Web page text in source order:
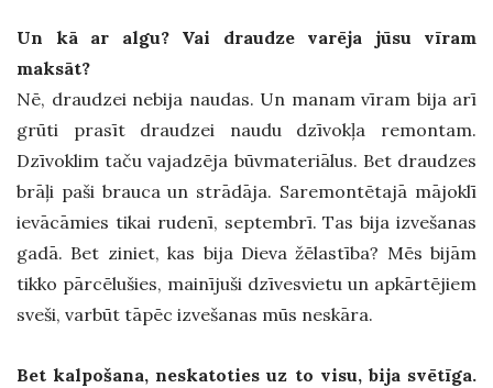
Un kā ar algu? Vai draudze varēja jūsu vīram
maksāt?
Nē, draudzei nebija naudas. Un manam vīram bija arī
grūti prasīt draudzei naudu dzīvokļa remontam.
Dzīvoklim taču vajadzēja būvmateriālus. Bet draudzes
brāļi paši brauca un strādāja. Saremontētajā mājoklī
ievācāmies tikai rudenī, septembrī. Tas bija izvešanas
gadā. Bet ziniet, kas bija Dieva žēlastība? Mēs bijām
tikko pārcēlušies, mainījuši dzīvesvietu un apkārtējiem
sveši, varbūt tāpēc izvešanas mūs neskāra.
Bet kalpošana, neskatoties uz to visu, bija svētīga.